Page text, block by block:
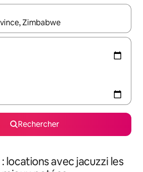
s'affichent, utilisez les flèches vers le
Rechercher
locations avec jacuzzi les